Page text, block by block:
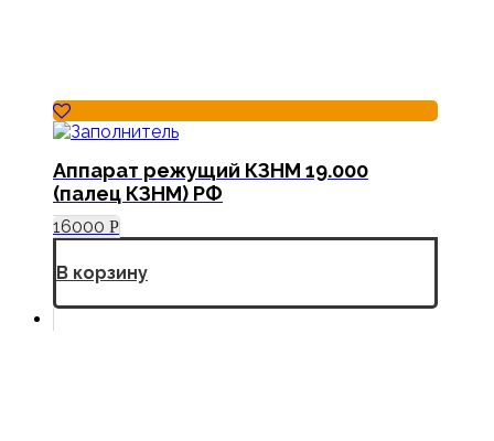
Аппарат режущий КЗНМ 19.000
(палец КЗНМ) РФ
16000 Р
В корзину